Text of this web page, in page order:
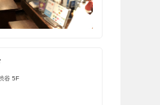
谷 5F